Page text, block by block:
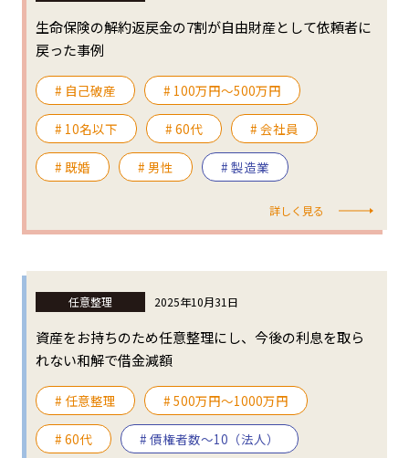
生命保険の解約返戻金の7割が自由財産として依頼者に
戻った事例
# 自己破産 # 100万円〜500万円
# 10名以下 # 60代 # 会社員
# 既婚 # 男性 # 製造業
詳しく見る
任意整理 2025年10月31日
資産をお持ちのため任意整理にし、今後の利息を取ら
れない和解で借金減額
# 任意整理 # 500万円〜1000万円
# 60代 # 債権者数～10（法人）